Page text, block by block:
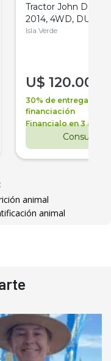
Tractor John Deere
2014, 4WD, DUAL
Isla Verde
U$ 120.000
30% de entrega +
financiación
Financialo en 3 años
Consultar
animal
animal